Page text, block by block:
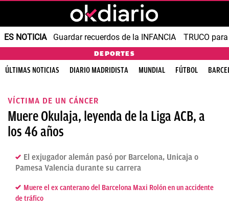
ES NOTICIA Guardar recuerdos de la INFANCIA TRUCO
DEPORTES
ÚLTIMAS NOTICIAS DIARIO MADRIDISTA MUNDIAL FÚTBOL
VÍCTIMA DE UN CÁNCER
Muere Okulaja, leyenda de la Liga ACB, a
los 46 años
El exjugador alemán pasó por Barcelona, Unicaja o
Pamesa Valencia durante su carrera
Muere el ex canterano del Barcelona Maxi Rolón en un accidente
de tráfico